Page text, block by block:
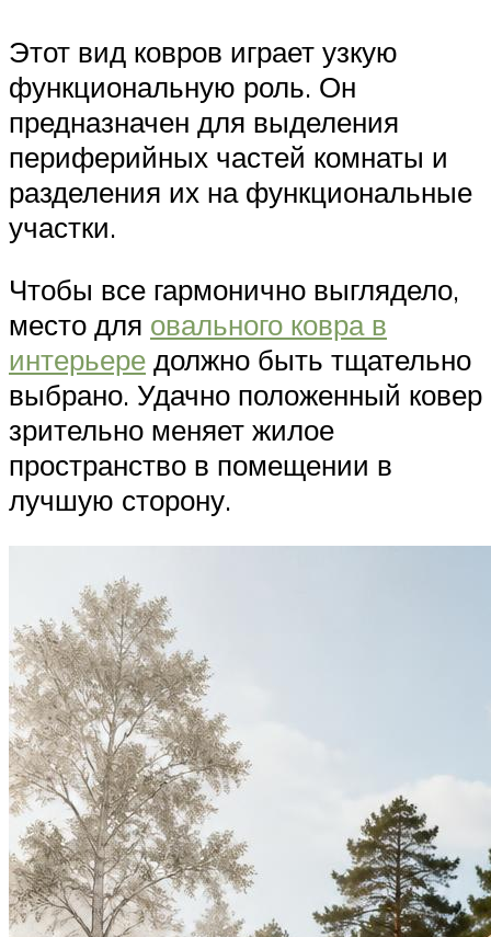
Этот вид ковров играет узкую
функциональную роль. Он
предназначен для выделения
периферийных частей комнаты и
разделения их на функциональные
участки.
Чтобы все гармонично выглядело,
место для овального ковра в
интерьере должно быть тщательно
выбрано. Удачно положенный ковер
зрительно меняет жилое
пространство в помещении в
лучшую сторону.